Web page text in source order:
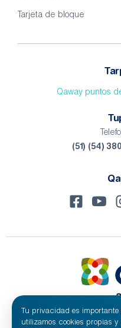
Tarjeta de bloque
Qaway puntos
(51) (54)
Tu privacidad es
utilizamos cookies propias